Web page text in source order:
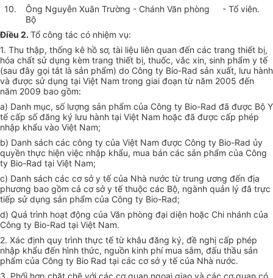
10.
Ông Nguyễn Xuân Trường - Chánh Văn phòng
Bộ
- Tổ viên.
Điều 2. Tổ công tác có nhiệm vụ:
1. Thu thập, thống kê hồ sơ, tài liệu liên quan đến các trang thiết bị,
hóa chất sử dụng kèm trang thiết bị, thuốc, vắc xin, sinh phẩm y tế
(sau đây gọi tắt là sản phẩm) do Công ty Bio-Rad sản xuất, lưu hành
và được sử dụng tại Việt Nam trong giai đoạn từ năm 2005 đến
năm 2009 bao gồm:
a) Danh mục, số lượng sản phẩm của Công ty Bio-Rad đã được Bộ Y
tế cấp số đăng ký lưu hành tại Việt Nam hoặc đã được cấp phép
nhập khẩu vào Việt Nam;
b) Danh sách các công ty của Việt Nam được Công ty Bio-Rad ủy
quyền thực hiện việc nhập khẩu, mua bán các sản phẩm của Công
ty Bio-Rad tại Việt Nam;
c) Danh sách các cơ sở y tế của Nhà nước từ trung ương đến địa
phương bao gồm cả cơ sở y tế thuộc các Bộ, ngành quản lý đã trực
tiếp sử dụng sản phẩm của Công ty Bio-Rad;
d) Quá trình hoạt động của Văn phòng đại diện hoặc Chi nhánh của
Công ty Bio-Rad tại Việt Nam.
2. Xác định quy trình thực tế từ khâu đăng ký, đề nghị cấp phép
nhập khẩu đến hình thức, nguồn kinh phí mua sắm, đấu thầu sản
phẩm của Công ty Bio Rad tại các cơ sở y tế của Nhà nước.
3. Phối hợp chặt chẽ với các cơ quan ngoại giao và các cơ quan có